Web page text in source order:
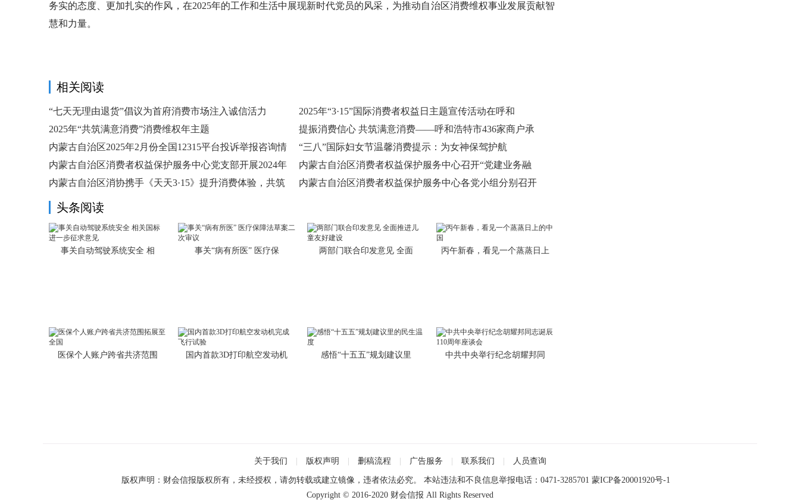
务实的态度、更加扎实的作风，在2025年的工作和生活中展现新时代党员的风采，为推动自治区消费维权事业发展贡献智
慧和力量。
相关阅读
“七天无理由退货”倡议为首府消费市场注入诚信活力
2025年“3·15”国际消费者权益日主题宣传活动在呼和
2025年“共筑满意消费”消费维权年主题
提振消费信心 共筑满意消费——呼和浩特市436家商户承
内蒙古自治区2025年2月份全国12315平台投诉举报咨询情
“三八”国际妇女节温馨消费提示：为女神保驾护航
内蒙古自治区消费者权益保护服务中心党支部开展2024年
内蒙古自治区消费者权益保护服务中心召开“党建业务融
内蒙古自治区消协携手《天天3·15》提升消费体验，共筑
内蒙古自治区消费者权益保护服务中心各党小组分别召开
头条阅读
事关自动驾驶系统安全 相 事关“病有所医” 医疗保 两部门联合印发意见 全面 丙午新春，看见一个蒸蒸日上
医保个人账户跨省共济范围 国内首款3D打印航空发动机 感悟“十五五”规划建议里 中共中央举行纪念胡耀邦同
关于我们 版权声明 删稿流程 广告服务 联系我们 人员查询
版权声明：财会信报版权所有，未经授权，请勿转载或建立镜像，违者依法必究。 本站违法和不良信息举报电话：0471-3285701 蒙ICP备20001920号-1
Copyright © 2016-2020 财会信报 All Rights Reserved